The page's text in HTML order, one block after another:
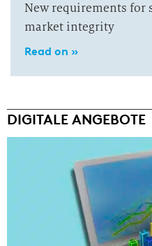
New requirements for
market integrity
Read on »
DIGITALE ANGEBOTE